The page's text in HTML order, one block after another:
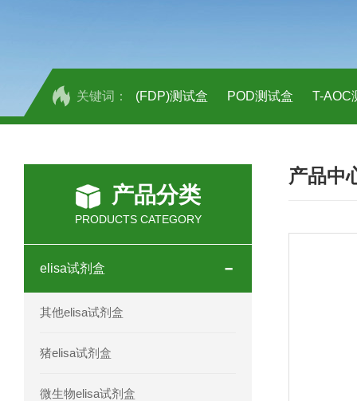
关键词： (FDP)测试盒 POD测试盒 T-AOC
人全式钴氨素2(HTSB2)elisa试剂盒现
人鞘脂(SPH)elisa试剂盒现货速发
人蓝氏贾第虫(GL)elisa试剂盒厂家直销
产品分类
PRODUCTS CATEGORY
elisa试剂盒
其他elisa试剂盒
猪elisa试剂盒
微生物elisa试剂盒
产品中